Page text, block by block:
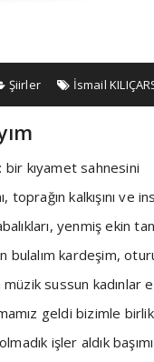
Şiirler İsmail
bir kıyamet sahnesini
toprağın kalkışını ve
yenmiş ekin
bulalım kardeşim,
sussun kadınlar
geldi bizimle
işler aldık